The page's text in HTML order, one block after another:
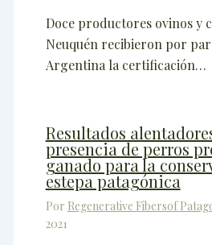
Doce productores ovinos y
Neuquén recibieron por
Argentina la certificación…
Resultados
presencia de perros
ganado para la
estepa patagónica
Por Regenerative Fibersof
2021